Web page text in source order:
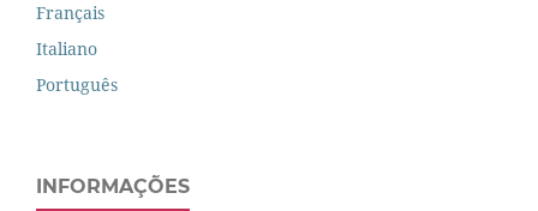
Français
Italiano
Português
INFORMAÇÕES